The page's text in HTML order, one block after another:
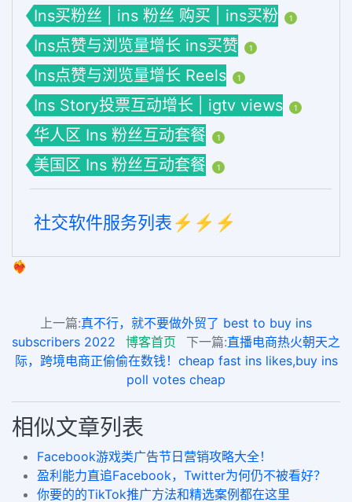
Ins买粉丝 | ins 粉丝 购买 | ins买粉 1
Ins点赞与浏览量增长 ins买赞 1
Ins点赞与浏览量增长 Reels 1
Ins Story投票互动增长 | igtv views 1
华人区 Ins 粉丝互动套餐 1
美国区 Ins 粉丝互动套餐 1
社交软件服务列表⚡️⚡️⚡️
❤️‍🔥
上一篇:真不行，就不要做外贸了 best to buy ins
subscribers 2022
博客首页 下一篇:直播电商热火朝天之
际，跨境电商正偷偷在数钱！cheap fast ins likes,buy ins
poll votes cheap
相似文章列表
Facebook游戏类广告节日营销攻略大全！
盈利能力直追Facebook，Twitter为何仍不被看好？
你要的的TikTok推广方法和精选案例都在这里